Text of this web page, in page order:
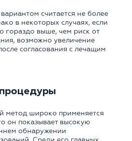
считается не более
в некоторых случаях, если
гораздо выше, чем риск от
возможно увеличение
согласования с лечащим
метод широко применяется
он показывает высокую
обнаружении